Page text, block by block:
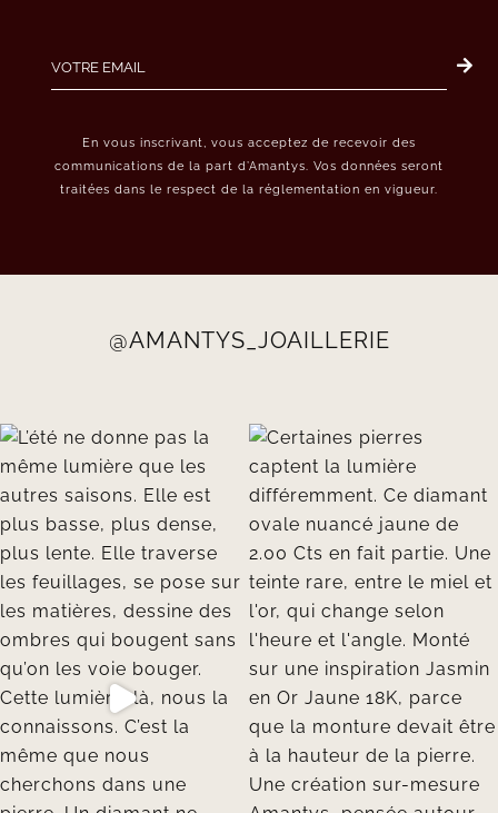
En vous inscrivant, vous acceptez de recevoir des
communications de la part d’Amantys. Vos données seront
traitées dans le respect de la réglementation en vigueur.
@AMANTYS_JOAILLERIE